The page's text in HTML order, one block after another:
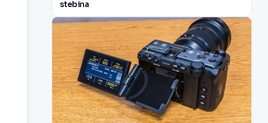
stebina